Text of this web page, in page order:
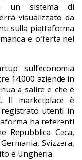
un sistema di
visualizzato da
sulla piattaforma
e offerta nel
sull’economia
14.000 aziende in
a salire e che è
Il marketplace è
utenti in
ha referenti
Repubblica Ceca,
Svizzera,
e Ungheria.